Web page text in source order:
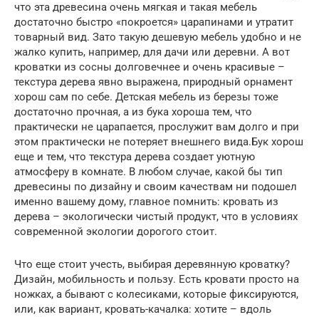
что эта древесина очень мягкая и такая мебель
достаточно быстро «покроется» царапинами и утратит
товарный вид. Зато такую дешевую мебель удобно и не
жалко купить, например, для дачи или деревни. А вот
кроватки из сосны долговечнее и очень красивые –
текстура дерева явно выражена, природный орнамент
хорош сам по себе. Детская мебель из березы тоже
достаточно прочная, а из бука хороша тем, что
практически не царапается, прослужит вам долго и при
этом практически не потеряет внешнего вида.Бук хорош
еще и тем, что текстура дерева создает уютную
атмосферу в комнате. В любом случае, какой бы тип
древесины по дизайну и своим качествам ни подошел
именно вашему дому, главное помнить: кровать из
дерева – экологически чистый продукт, что в условиях
современной экологии дорогого стоит.
Что еще стоит учесть, выбирая деревянную кроватку?
Дизайн, мобильность и пользу. Есть кровати просто на
ножках, а бывают с колесиками, которые фиксируются,
или, как вариант, кровать-качалка: хотите – вдоль